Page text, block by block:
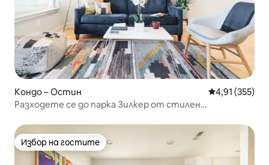
Кондо – Остин Средна
4,91 (355)
Разходете се до парка Зилкер от стилен
Избор на гостите
Избор на гостите